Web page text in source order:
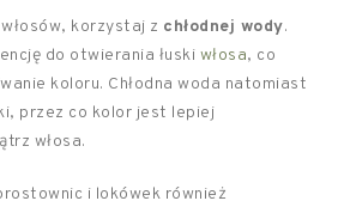
korzystaj z chłodnej wody.
do otwierania łuski włosa, co
koloru. Chłodna woda natomiast
przez co kolor jest lepiej
włosa.
i lokówek również